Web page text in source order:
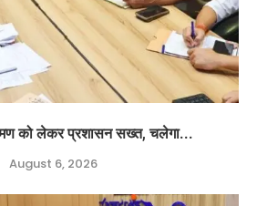
को लेकर प्रशासन सख्त, चलेगा...
August 6, 2026